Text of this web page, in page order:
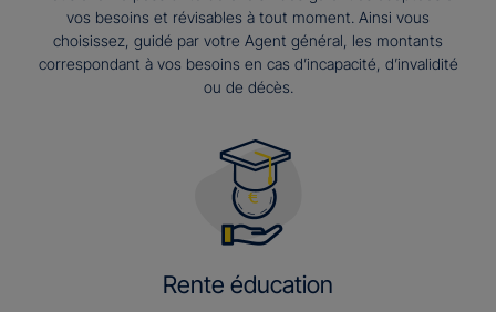
vos besoins et révisables à tout moment. Ainsi vous
choisissez, guidé par votre Agent général, les montants
correspondant à vos besoins en cas d’incapacité, d’invalidité
ou de décès.
Rente éducation